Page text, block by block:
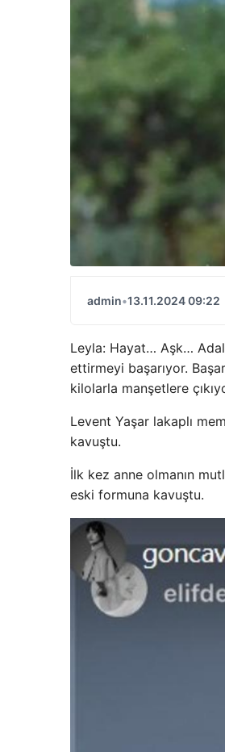
admin•13.11.2024 09:22
Leyla: Hayat… Aşk…
ettirmeyi başarıyor.
kilolarla manşetlere
Levent Yaşar lakaplı
kavuştu.
İlk kez anne olmanın
eski formuna kavuştu.